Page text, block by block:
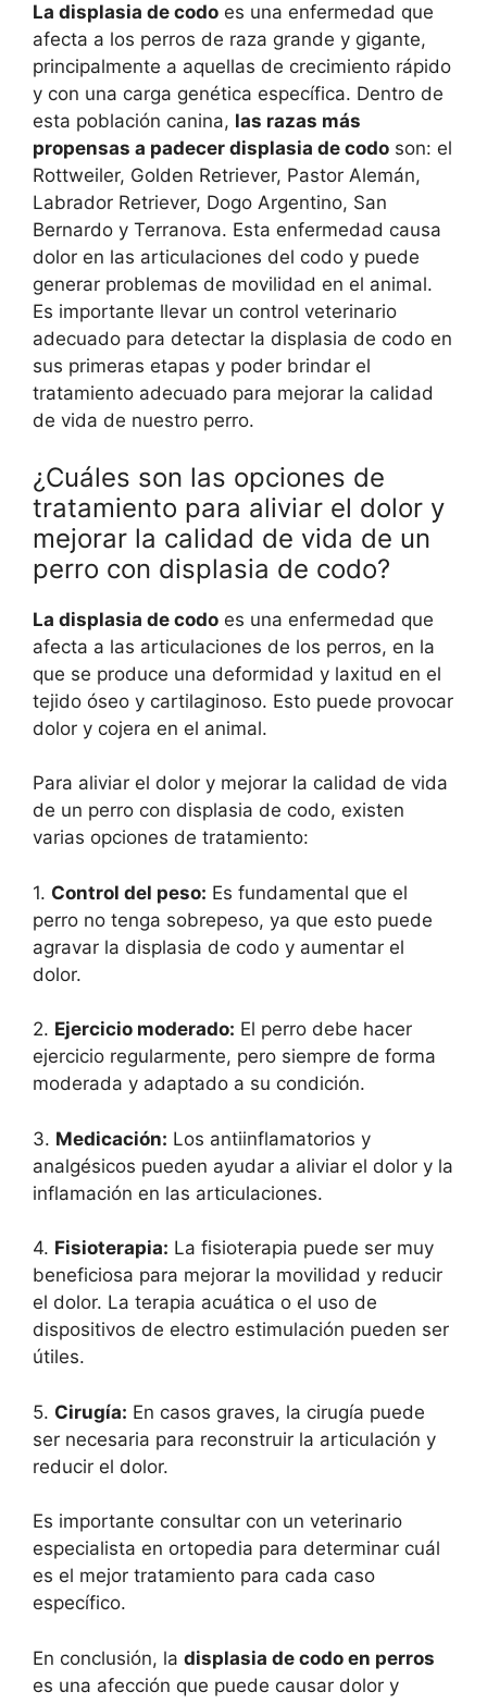
La displasia de codo es una enfermedad que
afecta a los perros de raza grande y gigante,
principalmente a aquellas de crecimiento rápido
y con una carga genética específica. Dentro de
esta población canina, las razas más
propensas a padecer displasia de codo son: el
Rottweiler, Golden Retriever, Pastor Alemán,
Labrador Retriever, Dogo Argentino, San
Bernardo y Terranova. Esta enfermedad causa
dolor en las articulaciones del codo y puede
generar problemas de movilidad en el animal.
Es importante llevar un control veterinario
adecuado para detectar la displasia de codo en
sus primeras etapas y poder brindar el
tratamiento adecuado para mejorar la calidad
de vida de nuestro perro.
¿Cuáles son las opciones de
tratamiento para aliviar el dolor y
mejorar la calidad de vida de un
perro con displasia de codo?
La displasia de codo es una enfermedad que
afecta a las articulaciones de los perros, en la
que se produce una deformidad y laxitud en el
tejido óseo y cartilaginoso. Esto puede provocar
dolor y cojera en el animal.
Para aliviar el dolor y mejorar la calidad de vida
de un perro con displasia de codo, existen
varias opciones de tratamiento:
1. Control del peso: Es fundamental que el
perro no tenga sobrepeso, ya que esto puede
agravar la displasia de codo y aumentar el
dolor.
2. Ejercicio moderado: El perro debe hacer
ejercicio regularmente, pero siempre de forma
moderada y adaptado a su condición.
3. Medicación: Los antiinflamatorios y
analgésicos pueden ayudar a aliviar el dolor y la
inflamación en las articulaciones.
4. Fisioterapia: La fisioterapia puede ser muy
beneficiosa para mejorar la movilidad y reducir
el dolor. La terapia acuática o el uso de
dispositivos de electro estimulación pueden ser
útiles.
5. Cirugía: En casos graves, la cirugía puede
ser necesaria para reconstruir la articulación y
reducir el dolor.
Es importante consultar con un veterinario
especialista en ortopedia para determinar cuál
es el mejor tratamiento para cada caso
específico.
En conclusión, la displasia de codo en perros
es una afección que puede causar dolor y